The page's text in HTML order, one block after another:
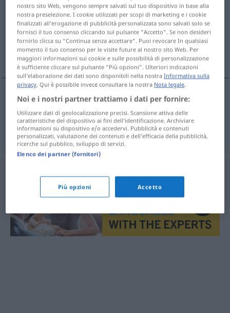
Panoramica di tutte le traduzion
(Fai clic sulla/Tocca traduzione per maggiori dettagli)
arrobar, extasiar
verzücken
extasiar verzücken
nostro sito Web, vengono sempre salvati sul tuo dispositivo in base alla
nostra preselezione. I cookie utilizzati per scopi di marketing e i cookie
finalizzati all’erogazione di pubblicità personalizzata sono salvati solo se
fornisci il tuo consenso cliccando sul pulsante “Accetto”. Se non desideri
fornirlo clicca su “Continua senza accettare”. Puoi revocare In qualsiasi
momento il tuo consenso per le visite future al nostro sito Web. Per
maggiori informazioni sui cookie e sulle possibilità di personalizzazione
è sufficiente cliccare sul pulsante “Più opzioni”. Ulteriori indicazioni
sull’elaborazione dei dati sono disponibili nella nostraInformativa sulla
privacy. Qui è possibile invece consultare la nostra Nota legale.
Noi e i nostri partner trattiamo i dati per fornire:
Utilizzare dati di geolocalizzazione precisi. Scansione attiva delle
caratteristiche del dispositivo ai fini dell’identificazione. Archiviare
informazioni su dispositivo e/o accedervi. Pubblicità e contenuti
personalizzati, valutazione dei contenuti e dell’efficacia della pubblicità,
ricerche sul pubblico, sviluppo di servizi.
Elenco dei partner (fornitori)
Più opzioni Accetto